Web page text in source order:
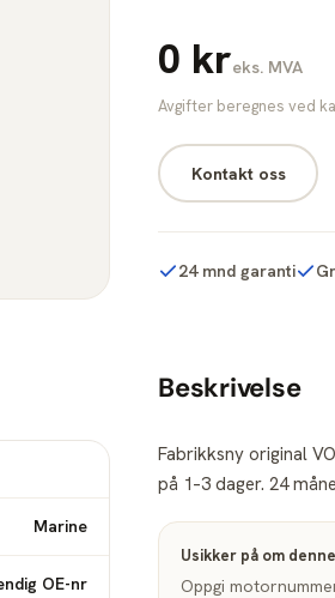
0 kreks. MVA
Avgifter beregnes ved
Kontakt oss
24 mnd garanti
Marine
OE-nr
Beskrivelse
Fabrikksny original
på 1–3 dager. 24
Usikker på om
Oppgi